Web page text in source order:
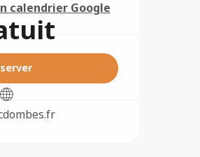
calendrier Google